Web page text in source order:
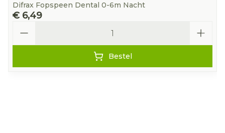
Difrax Fopspeen Dental 0-6m Nacht
€ 6,49
Bestel